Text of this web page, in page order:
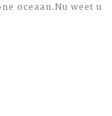
oceaan.Nu weet u